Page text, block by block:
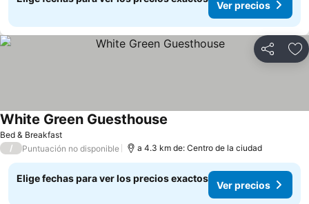
Ver precios
Compartir
Bed & Breakfast
White Green Guesthouse
/ Puntuación no disponible a 4.3 km de: Centro de la ciudad
Elige fechas para ver los precios exactos
Ver precios